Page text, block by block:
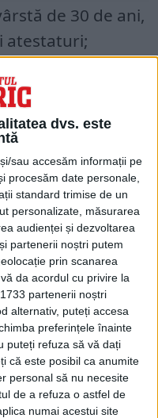
dvs. este
sau accesăm informații pe
procesăm date personale,
standard trimise de un
personalizate, măsurarea
audienței și dezvoltarea
partenerii noștri putem
prin scanarea
da acordul cu privire la
partenerii noștri
alternativ, puteți accesa
preferințele înainte
puteți refuza să vă dați
că este posibil ca anumite
personal să nu necesite
de a refuza o astfel de
numai acestui site
de 30 de ani,
atestaturi;
Avis”.
Dâmboviții în
cu clăcași ca
moară pe apa
și de fânețe, cu
de cârciumă și
vânzare.
să se arate
în casele D-lui la